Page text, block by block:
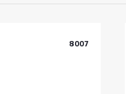
8007